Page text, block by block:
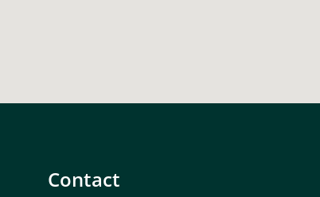
Contact